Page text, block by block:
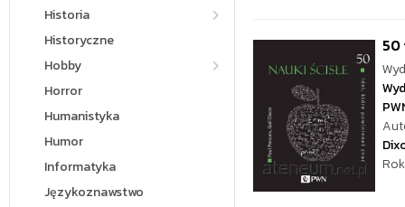
Historia
Historyczne
Hobby
Horror
Humanistyka
Humor
Informatyka
Językoznawstwo
50